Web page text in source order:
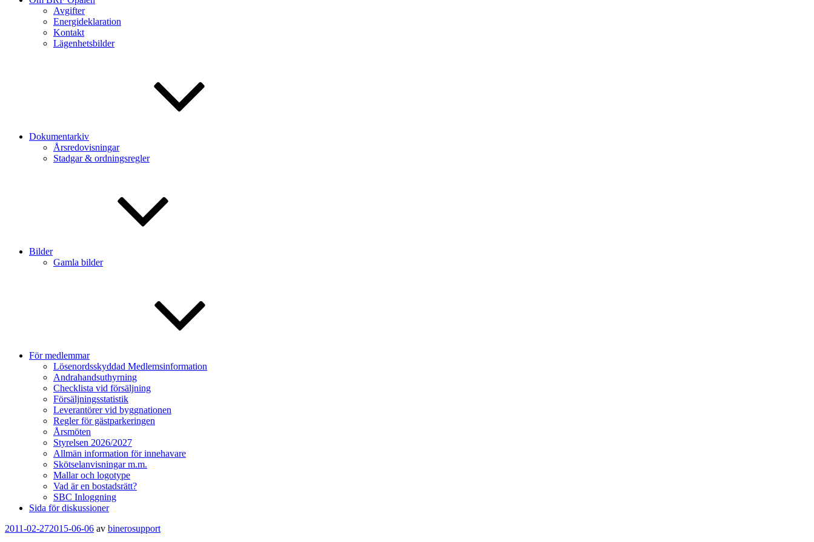
Avgifter
Energideklaration
Kontakt
Lägenhetsbilder
Dokumentarkiv
Årsredovisningar
Stadgar & ordningsregler
Bilder
Gamla bilder
För medlemmar
Lösenordsskyddad Medlemsinformation
Andrahandsuthyrning
Checklista vid försäljning
Försäljningsstatistik
Leverantörer vid byggnationen
Regler för gästparkeringen
Årsmöten
Styrelsen 2026/2027
Allmän information för innehavare
Skötselanvisningar m.m.
Mallar och logotype
Vad är en bostadsrätt?
SBC Inloggning
Sida för diskussioner
Publicerat
2011-02-272015-06-06 av binerosupport